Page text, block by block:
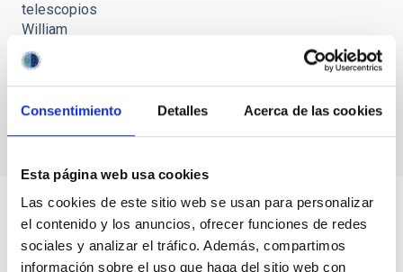
Consentimiento Detalles Acerca de las cookies
Esta página web usa cookies
Las cookies de este sitio web se usan para personalizar
el contenido y los anuncios, ofrecer funciones de redes
sociales y analizar el tráfico. Además, compartimos
información sobre el uso que haga del sitio web con
telescopios
William
Herschel e
Isaac
Newton en
La Palma